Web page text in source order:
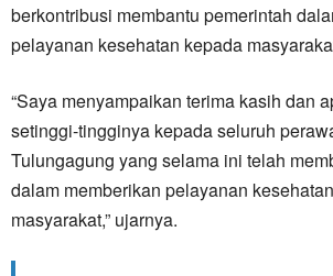
berkontribusi membantu pemerintah
pelayanan kesehatan kepada
“Saya menyampaikan terima kasih dan
setinggi-tingginya kepada seluruh
Tulungagung yang selama ini telah
dalam memberikan pelayanan
masyarakat,” ujarnya.